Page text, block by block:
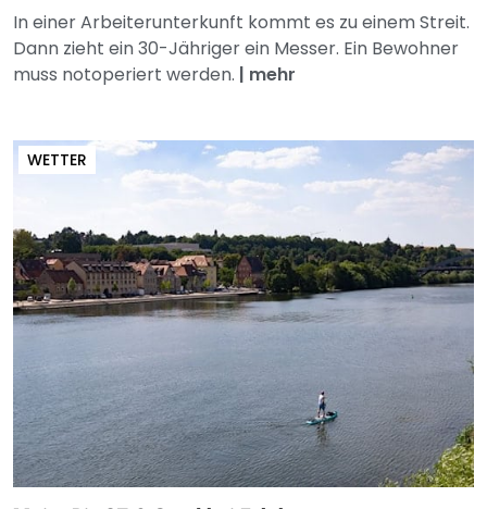
In einer Arbeiterunterkunft kommt es zu einem Streit.
Dann zieht ein 30-Jähriger ein Messer. Ein Bewohner
muss notoperiert werden. | mehr
WETTER